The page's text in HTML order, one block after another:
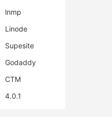
lnmp
Linode
Supesite
Godaddy
CTM
4.0.1